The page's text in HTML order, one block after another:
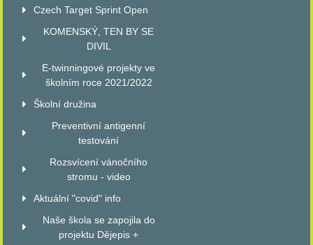
Czech Target Sprint Open
KOMENSKÝ, TEN BY SE
DIVIL
E-twinningové projekty ve
školním roce 2021/2022
Školní družina
Preventivní antigenní
testování
Rozsvícení vánočního
stromu - video
Aktuální "covid" info
Naše škola se zapojila do
projektu Dějepis +